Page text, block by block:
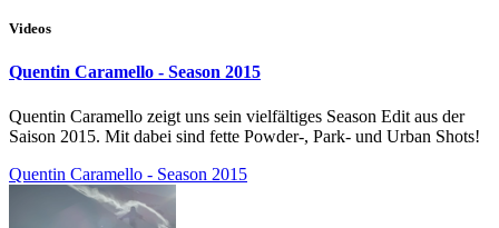
Videos
Quentin Caramello - Season 2015
Quentin Caramello zeigt uns sein vielfältiges Season Edit aus der
Saison 2015. Mit dabei sind fette Powder-, Park- und Urban Shots!
Quentin Caramello - Season 2015